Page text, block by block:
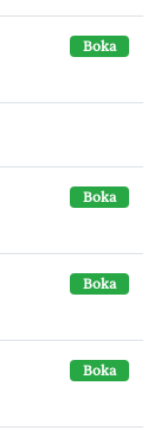
Boka
Boka
Boka
Boka